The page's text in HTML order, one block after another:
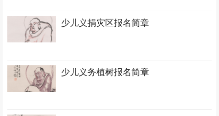
少儿义捐灾区报名简章
少儿义务植树报名简章